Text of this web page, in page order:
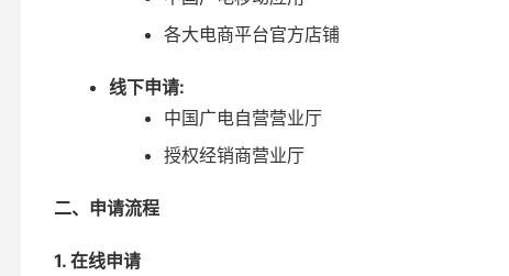
各大电商平台官方店铺
线下申请:
中国广电自营营业厅
授权经销商营业厅
二、申请流程
1. 在线申请